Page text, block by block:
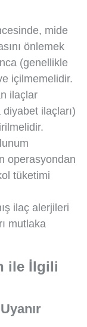
mide
önlemek
(genellikle
içilmemelidir.
ilaçlar
diyabet ilaçları)
operasyondan
tüketimi
ilaç alerjileri
mutlaka
ile İlgili